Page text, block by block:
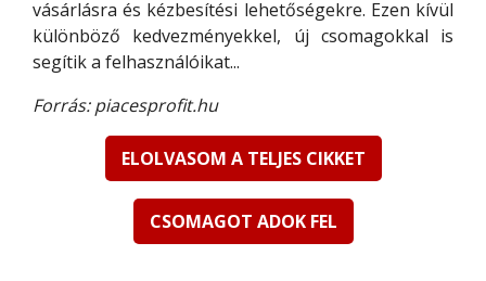
vásárlásra és kézbesítési lehetőségekre. Ezen kívül
különböző kedvezményekkel, új csomagokkal is
segítik a felhasználóikat...
Forrás: piacesprofit.hu
ELOLVASOM A TELJES CIKKET
CSOMAGOT ADOK FEL